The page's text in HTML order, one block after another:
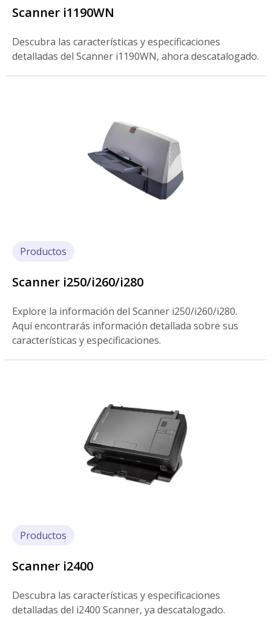
Scanner i1190WN
Descubra las características y especificaciones
detalladas del Scanner i1190WN, ahora descatalogado.
Productos
Scanner i250/i260/i280
Explore la información del Scanner i250/i260/i280.
Aquí encontrarás información detallada sobre sus
características y especificaciones.
Productos
Scanner i2400
Descubra las características y especificaciones
detalladas del i2400 Scanner, ya descatalogado.